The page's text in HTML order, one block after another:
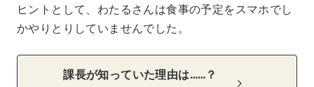
ヒントとして、わたるさんは食事の予定をスマホでし
かやりとりしていませんでした。
課長が知っていた理由は……？